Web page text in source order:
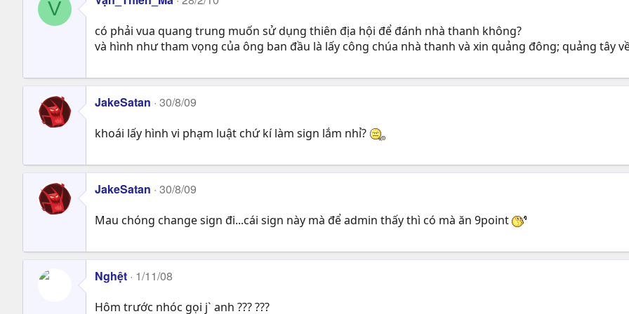
V
có phải vua quang trung muốn sử dụng thiên địa hội để đánh nhà thanh không?
và hình như tham vọng của ông ban đầu là lấy công chúa nhà thanh và xin quảng đông; quảng tây
JakeSatan 30/8/09
khoái lấy hình vi phạm luật chứ kí làm sign lắm nhỉ?
JakeSatan 30/8/09
Mau chóng change sign đi...cái sign này mà để admin thấy thì có mà ăn 9point
Nghệt 1/11/08
Hôm trước nhóc gọi j` anh ??? ???